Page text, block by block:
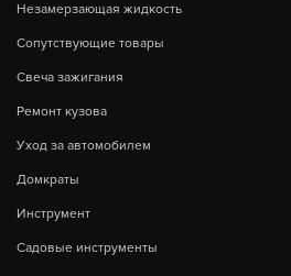
Незамерзающая жидкость
Сопутствующие товары
Свеча зажигания
Ремонт кузова
Уход за автомобилем
Домкраты
Инструмент
Садовые инструменты